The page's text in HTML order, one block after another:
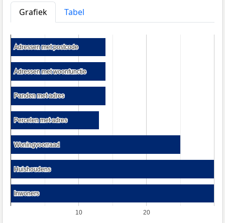
Grafiek
Tabel
10 20
Adressen met postcode
Adressen met postcode
Adressen met woonfunctie
Adressen met woonfunctie
Panden met adres
Panden met adres
Percelen met adres
Percelen met adres
Woningvoorraad
Woningvoorraad
Huishoudens
Huishoudens
Inwoners
Inwoners